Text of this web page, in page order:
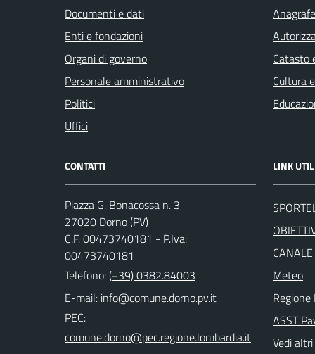
Documenti e dati
Enti e fondazioni
Organi di governo
Personale amministrativo
Politici
Uffici
Catasto
Cultura
CONTATTI
Piazza G. Bonacossa n. 3
27020 Dorno (PV)
C.F. 00473740181 - P.Iva:
00473740181
Telefono:(+39) 0382.84003
E-mail:
PEC:
LINK
Meteo
Regione
ASST
Vedi